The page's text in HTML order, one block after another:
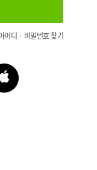
이디 · 비밀번호 찾기